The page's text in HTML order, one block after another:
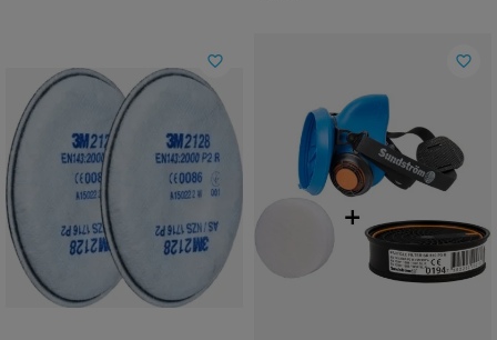
favorite_border favorite_border